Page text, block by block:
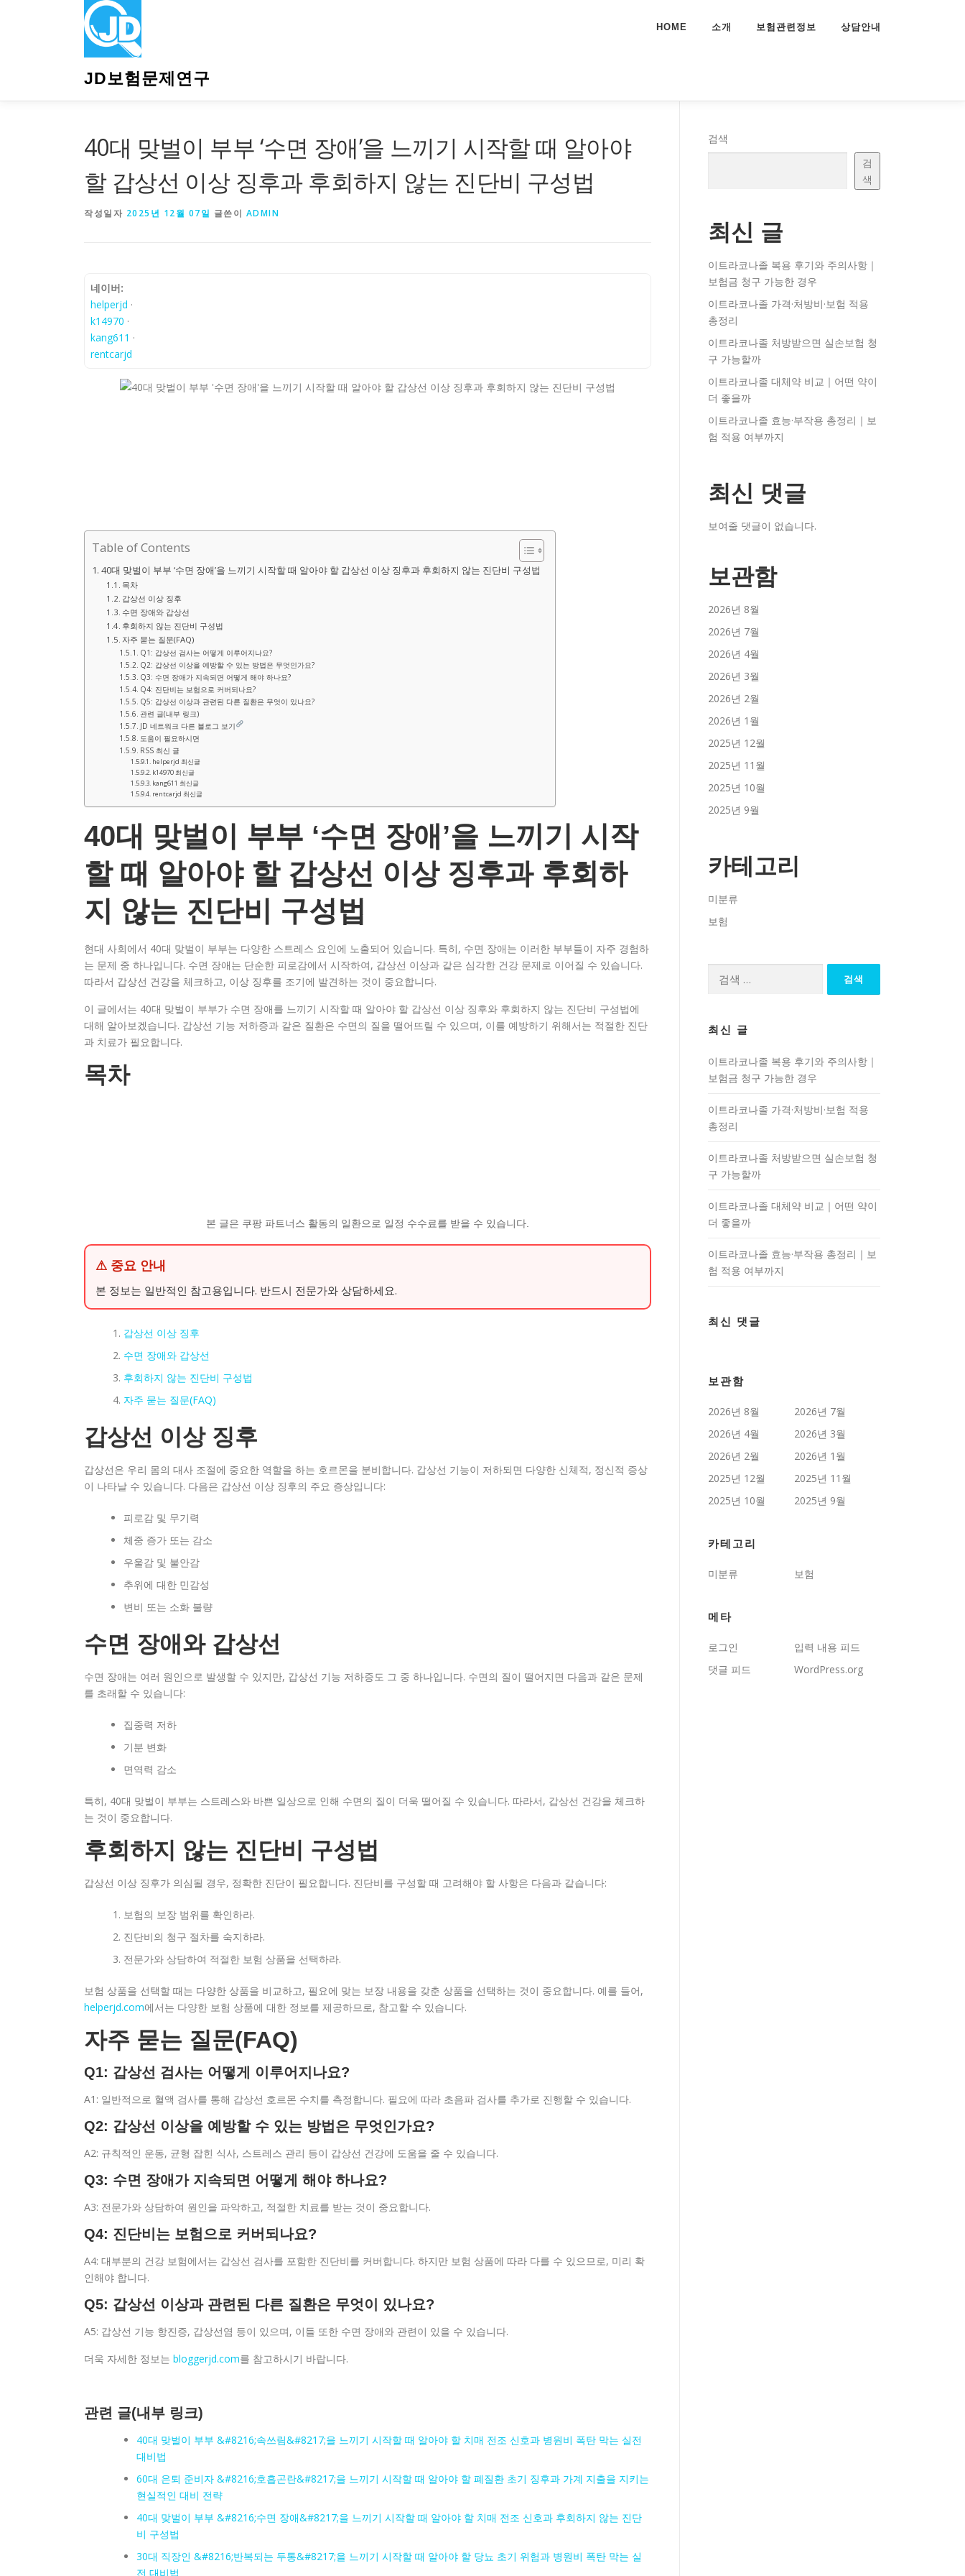
JD보험문제연구
HOME 소개 보험관련정보 상담안내
40대 맞벌이 부부 ‘수면 장애’을 느끼기 시작할 때 알아야
할 갑상선 이상 징후과 후회하지 않는 진단비 구성법
작성일자 2025년 12월 07일 글쓴이 ADMIN
네이버:
helperjd ·
k14970 ·
kang611 ·
rentcarjd
Table of Contents
40대 맞벌이 부부 ‘수면 장애’을 느끼기 시작할 때 알아야 할 갑상선 이상 징후과 후회하지 않는 진단비 구성법
목차
갑상선 이상 징후
수면 장애와 갑상선
후회하지 않는 진단비 구성법
자주 묻는 질문(FAQ)
Q1: 갑상선 검사는 어떻게 이루어지나요?
Q2: 갑상선 이상을 예방할 수 있는 방법은 무엇인가요?
Q3: 수면 장애가 지속되면 어떻게 해야 하나요?
Q4: 진단비는 보험으로 커버되나요?
Q5: 갑상선 이상과 관련된 다른 질환은 무엇이 있나요?
관련 글(내부 링크)
JD 네트워크 다른 블로그 보기
도움이 필요하시면
RSS 최신 글
helperjd 최신글
k14970 최신글
kang611 최신글
rentcarjd 최신글
40대 맞벌이 부부 ‘수면 장애’을 느끼기 시작
할 때 알아야 할 갑상선 이상 징후과 후회하
지 않는 진단비 구성법
현대 사회에서 40대 맞벌이 부부는 다양한 스트레스 요인에 노출되어 있습니다. 특히, 수면 장애는 이러한 부부들이 자주 경험하
는 문제 중 하나입니다. 수면 장애는 단순한 피로감에서 시작하여, 갑상선 이상과 같은 심각한 건강 문제로 이어질 수 있습니다.
따라서 갑상선 건강을 체크하고, 이상 징후를 조기에 발견하는 것이 중요합니다.
이 글에서는 40대 맞벌이 부부가 수면 장애를 느끼기 시작할 때 알아야 할 갑상선 이상 징후와 후회하지 않는 진단비 구성법에
대해 알아보겠습니다. 갑상선 기능 저하증과 같은 질환은 수면의 질을 떨어뜨릴 수 있으며, 이를 예방하기 위해서는 적절한 진단
과 치료가 필요합니다.
목차
본 글은 쿠팡 파트너스 활동의 일환으로 일정 수수료를 받을 수 있습니다.
⚠ 중요 안내
본 정보는 일반적인 참고용입니다. 반드시 전문가와 상담하세요.
갑상선 이상 징후
수면 장애와 갑상선
후회하지 않는 진단비 구성법
자주 묻는 질문(FAQ)
갑상선 이상 징후
갑상선은 우리 몸의 대사 조절에 중요한 역할을 하는 호르몬을 분비합니다. 갑상선 기능이 저하되면 다양한 신체적, 정신적 증상
이 나타날 수 있습니다. 다음은 갑상선 이상 징후의 주요 증상입니다:
피로감 및 무기력
체중 증가 또는 감소
우울감 및 불안감
추위에 대한 민감성
변비 또는 소화 불량
수면 장애와 갑상선
수면 장애는 여러 원인으로 발생할 수 있지만, 갑상선 기능 저하증도 그 중 하나입니다. 수면의 질이 떨어지면 다음과 같은 문제
를 초래할 수 있습니다:
집중력 저하
기분 변화
면역력 감소
특히, 40대 맞벌이 부부는 스트레스와 바쁜 일상으로 인해 수면의 질이 더욱 떨어질 수 있습니다. 따라서, 갑상선 건강을 체크하
는 것이 중요합니다.
후회하지 않는 진단비 구성법
갑상선 이상 징후가 의심될 경우, 정확한 진단이 필요합니다. 진단비를 구성할 때 고려해야 할 사항은 다음과 같습니다:
보험의 보장 범위를 확인하라.
진단비의 청구 절차를 숙지하라.
전문가와 상담하여 적절한 보험 상품을 선택하라.
보험 상품을 선택할 때는 다양한 상품을 비교하고, 필요에 맞는 보장 내용을 갖춘 상품을 선택하는 것이 중요합니다. 예를 들어,
helperjd.com에서는 다양한 보험 상품에 대한 정보를 제공하므로, 참고할 수 있습니다.
자주 묻는 질문(FAQ)
Q1: 갑상선 검사는 어떻게 이루어지나요?
A1: 일반적으로 혈액 검사를 통해 갑상선 호르몬 수치를 측정합니다. 필요에 따라 초음파 검사를 추가로 진행할 수 있습니다.
Q2: 갑상선 이상을 예방할 수 있는 방법은 무엇인가요?
A2: 규칙적인 운동, 균형 잡힌 식사, 스트레스 관리 등이 갑상선 건강에 도움을 줄 수 있습니다.
Q3: 수면 장애가 지속되면 어떻게 해야 하나요?
A3: 전문가와 상담하여 원인을 파악하고, 적절한 치료를 받는 것이 중요합니다.
Q4: 진단비는 보험으로 커버되나요?
A4: 대부분의 건강 보험에서는 갑상선 검사를 포함한 진단비를 커버합니다. 하지만 보험 상품에 따라 다를 수 있으므로, 미리 확
인해야 합니다.
Q5: 갑상선 이상과 관련된 다른 질환은 무엇이 있나요?
A5: 갑상선 기능 항진증, 갑상선염 등이 있으며, 이들 또한 수면 장애와 관련이 있을 수 있습니다.
더욱 자세한 정보는 bloggerjd.com를 참고하시기 바랍니다.
관련 글(내부 링크)
40대 맞벌이 부부 &#8216;속쓰림&#8217;을 느끼기 시작할 때 알아야 할 치매 전조 신호과 병원비 폭탄 막는 실전
대비법
60대 은퇴 준비자 &#8216;호흡곤란&#8217;을 느끼기 시작할 때 알아야 할 폐질환 초기 징후과 가계 지출을 지키는
현실적인 대비 전략
40대 맞벌이 부부 &#8216;수면 장애&#8217;을 느끼기 시작할 때 알아야 할 치매 전조 신호과 후회하지 않는 진단
비 구성법
30대 직장인 &#8216;반복되는 두통&#8217;을 느끼기 시작할 때 알아야 할 당뇨 초기 위험과 병원비 폭탄 막는 실
전 대비법
검색
검
색
최신 글
이트라코나졸 복용 후기와 주의사항｜
보험금 청구 가능한 경우
이트라코나졸 가격·처방비·보험 적용
총정리
이트라코나졸 처방받으면 실손보험 청
구 가능할까
이트라코나졸 대체약 비교｜어떤 약이
더 좋을까
이트라코나졸 효능·부작용 총정리｜보
험 적용 여부까지
최신 댓글
보여줄 댓글이 없습니다.
보관함
2026년 8월
2026년 7월
2026년 4월
2026년 3월
2026년 2월
2026년 1월
2025년 12월
2025년 11월
2025년 10월
2025년 9월
카테고리
미분류
보험
최신 글
이트라코나졸 복용 후기와 주의사항｜
보험금 청구 가능한 경우
이트라코나졸 가격·처방비·보험 적용
총정리
이트라코나졸 처방받으면 실손보험 청
구 가능할까
이트라코나졸 대체약 비교｜어떤 약이
더 좋을까
이트라코나졸 효능·부작용 총정리｜보
험 적용 여부까지
최신 댓글
보관함
2026년 8월
2026년 7월
2026년 4월
2026년 3월
2026년 2월
2026년 1월
2025년 12월
2025년 11월
2025년 10월
2025년 9월
카테고리
미분류 보험
메타
로그인
입력 내용 피드
댓글 피드
WordPress.org